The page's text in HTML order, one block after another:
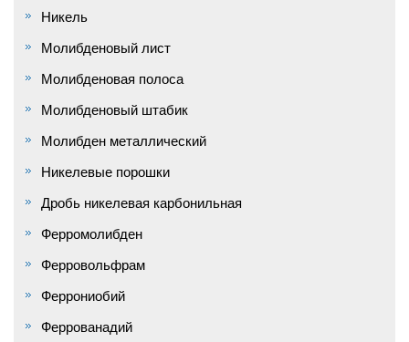
Никель
Молибденовый лист
Молибденовая полоса
Молибденовый штабик
Молибден металлический
Никелевые порошки
Дробь никелевая карбонильная
Ферромолибден
Ферровольфрам
Феррониобий
Феррованадий